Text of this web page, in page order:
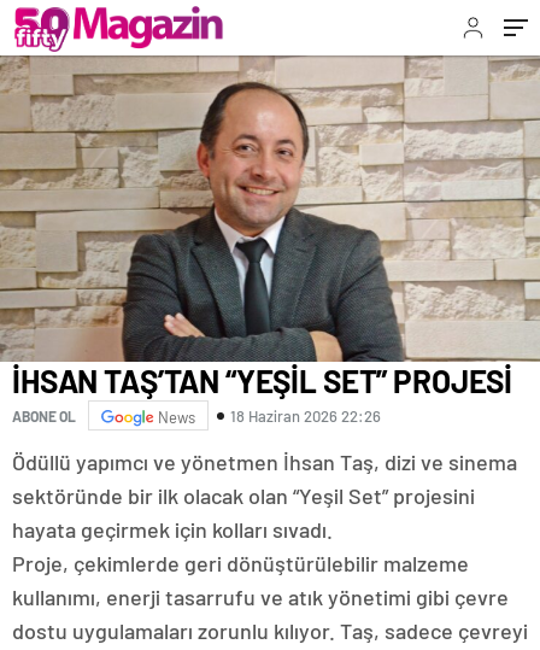
İHSAN TAŞ’TAN “YEŞİL SET” PROJESİ
ABONE OL News 18 Haziran 2026 22:26
Ödüllü yapımcı ve yönetmen İhsan Taş, dizi ve sinema
sektöründe bir ilk olacak olan “Yeşil Set” projesini
hayata geçirmek için kolları sıvadı.
Proje, çekimlerde geri dönüştürülebilir malzeme
kullanımı, enerji tasarrufu ve atık yönetimi gibi çevre
dostu uygulamaları zorunlu kılıyor. Taş, sadece çevreyi